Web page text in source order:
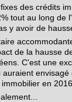
des crédits
tout au long de
y avoir de
de la hausse
C'est une
auraient
en 2016.